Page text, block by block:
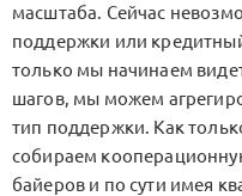
масштаба. Сейчас
поддержки или
только мы начинаем
шагов, мы можем
тип поддержки. Как
собираем
байеров и по сути имея